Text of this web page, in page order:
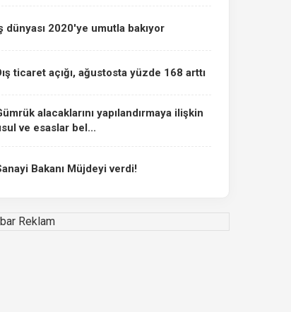
dünyası 2020'ye umutla bakıyor
ticaret açığı, ağustosta yüzde 168 arttı
alacaklarını yapılandırmaya ilişkin
ve esaslar bel...
Bakanı Müjdeyi verdi!